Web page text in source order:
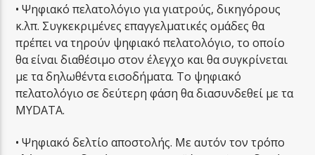
• Ψηφιακό πελατολόγιο για γιατρούς, δικηγόρους
κ.λπ. Συγκεκριμένες επαγγελματικές ομάδες θα
πρέπει να τηρούν ψηφιακό πελατολόγιο, το οποίο
θα είναι διαθέσιμο στον έλεγχο και θα συγκρίνεται
με τα δηλωθέντα εισοδήματα. Το ψηφιακό
πελατολόγιο σε δεύτερη φάση θα διασυνδεθεί με τα
MYDATA.
• Ψηφιακό δελτίο αποστολής. Με αυτόν τον τρόπο